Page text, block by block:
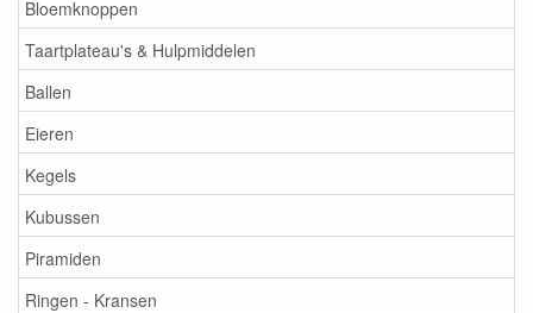
Bloemknoppen
Taartplateau's & Hulpmiddelen
Ballen
Eieren
Kegels
Kubussen
Piramiden
Ringen - Kransen